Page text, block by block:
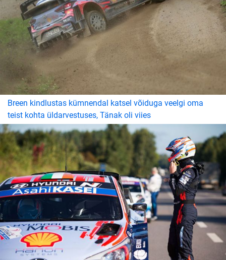
Breen kindlustas kümnendal katsel võiduga veelgi oma
teist kohta üldarvestuses, Tänak oli viies